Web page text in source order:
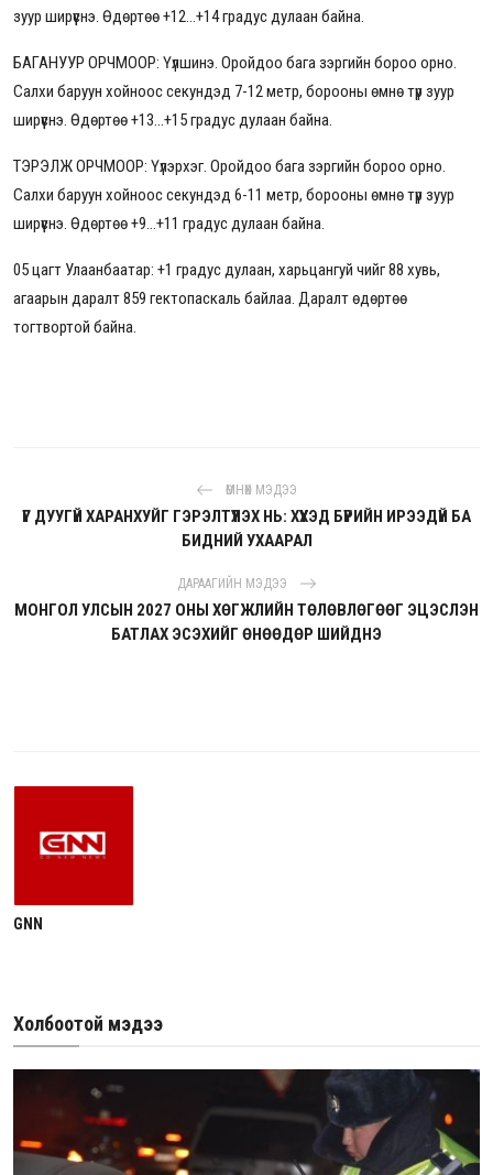
зуур ширүүснэ. Өдөртөө +12...+14 градус дулаан байна.
БАГАНУУР ОРЧМООР: Үүлшинэ. Оройдоо бага зэргийн бороо орно.
Салхи баруун хойноос секундэд 7-12 метр, борооны өмнө түр зуур
ширүүснэ. Өдөртөө +13...+15 градус дулаан байна.
ТЭРЭЛЖ ОРЧМООР: Үүлэрхэг. Оройдоо бага зэргийн бороо орно.
Салхи баруун хойноос секундэд 6-11 метр, борооны өмнө түр зуур
ширүүснэ. Өдөртөө +9...+11 градус дулаан байна.
05 цагт Улаанбаатар: +1 градус дулаан, харьцангуй чийг 88 хувь,
агаарын даралт 859 гектопаскаль байлаа. Даралт өдөртөө
тогтвортой байна.
ӨМНӨХ МЭДЭЭ
ҮГ ДУУГҮЙ ХАРАНХУЙГ ГЭРЭЛТҮҮЛЭХ НЬ: ХҮҮХЭД БҮРИЙН ИРЭЭДҮЙ БА
БИДНИЙ УХААРАЛ
ДАРААГИЙН МЭДЭЭ
МОНГОЛ УЛСЫН 2027 ОНЫ ХӨГЖЛИЙН ТӨЛӨВЛӨГӨӨГ ЭЦЭСЛЭН
БАТЛАХ ЭСЭХИЙГ ӨНӨӨДӨР ШИЙДНЭ
GNN
Холбоотой мэдээ